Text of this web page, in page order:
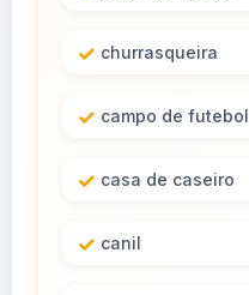
churrasqueira
campo de futebol
casa de caseiro
canil